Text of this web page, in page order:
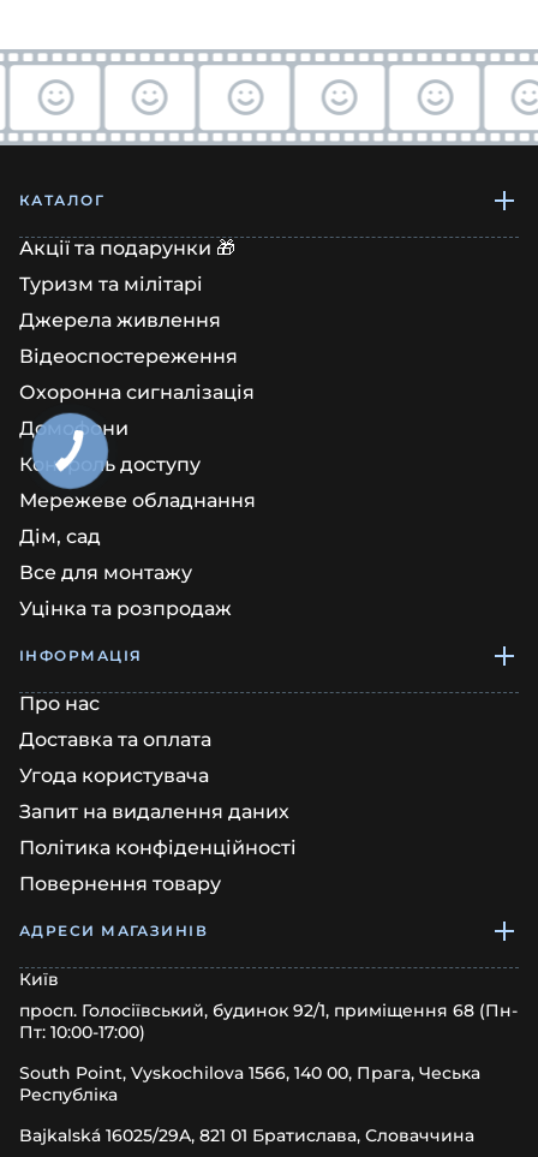
КАТАЛОГ
Акції та подарунки 🎁
Туризм та мілітарі
Джерела живлення
Відеоспостереження
Охоронна сигналізація
Домофони
Контроль доступу
Мережеве обладнання
Дім, сад
Все для монтажу
Уцінка та розпродаж
ІНФОРМАЦІЯ
Про нас
Доставка та оплата
Угода користувача
Запит на видалення даних
Політика конфіденційності
Повернення товару
АДРЕСИ МАГАЗИНІВ
Київ
просп. Голосіївський, будинок 92/1, приміщення 68 (Пн-
Пт: 10:00-17:00)
South Point, Vyskochilova 1566, 140 00, Прага, Чеська
Республіка
Bajkalská 16025/29A, 821 01 Братислава, Словаччина